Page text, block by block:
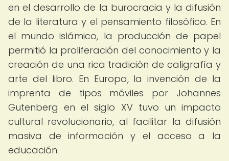
en el desarrollo de la burocracia y la difusión
de la literatura y el pensamiento filosófico. En
el mundo islámico, la producción de papel
permitió la proliferación del conocimiento y la
creación de una rica tradición de caligrafía y
arte del libro. En Europa, la invención de la
imprenta de tipos móviles por Johannes
Gutenberg en el siglo XV tuvo un impacto
cultural revolucionario, al facilitar la difusión
masiva de información y el acceso a la
educación.